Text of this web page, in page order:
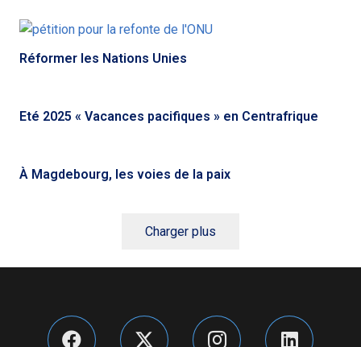
Réformer les Nations Unies
Eté 2025 « Vacances pacifiques » en Centrafrique
À Magdebourg, les voies de la paix
Charger plus